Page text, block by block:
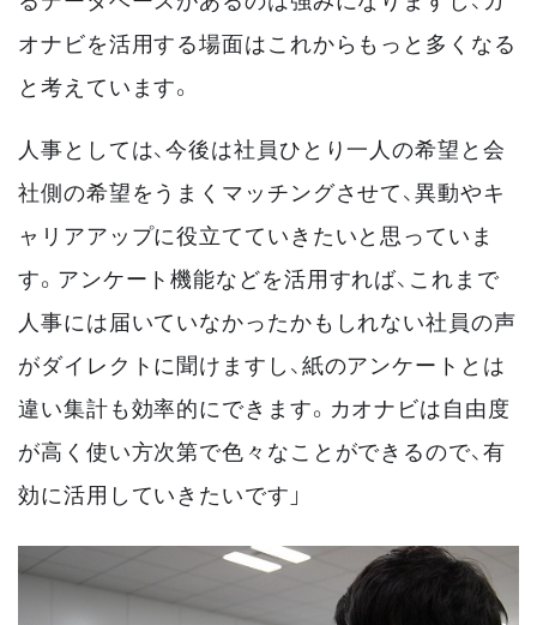
オナビを活用する場面はこれからもっと多くなる
と考えています。
人事としては、今後は社員ひとり一人の希望と会
社側の希望をうまくマッチングさせて、異動やキ
ャリアアップに役立てていきたいと思っていま
す。アンケート機能などを活用すれば、これまで
人事には届いていなかったかもしれない社員の声
がダイレクトに聞けますし、紙のアンケートとは
違い集計も効率的にできます。カオナビは自由度
が高く使い方次第で色々なことができるので、有
効に活用していきたいです」